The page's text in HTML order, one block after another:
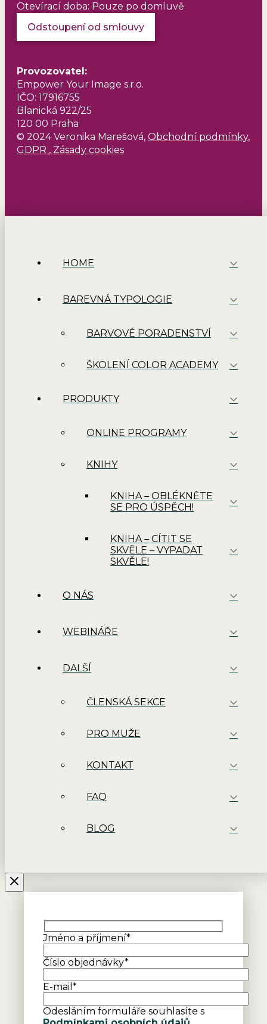
Otevírací doba: Pouze po domluvě
Odstoupení od smlouvy
Provozovatel :
Empower Your Image s.r.o.
IČO: 17916755
Blanická 922/25
120 00 Praha
© 2024 Veronika Marešová, Obchodní podmínky,
GDPR , Zásady cookies
HOME
BAREVNÁ TYPOLOGIE
BARVOVÉ PORADENSTVÍ
ŠKOLENÍ COLOR ACADEMY
PRODUKTY
ONLINE PROGRAMY
KNIHY
KNIHA – OBLÉKNĚTE
SE PRO ÚSPĚCH!
KNIHA – CÍTIT SE
SKVĚLE – VYPADAT
SKVĚLE!
O NÁS
WEBINÁŘE
DALŠÍ
ČLENSKÁ SEKCE
PRO MUŽE
KONTAKT
FAQ
BLOG
Jméno a příjmení*
Číslo objednávky*
E-mail*
Odesláním formuláře souhlasíte s